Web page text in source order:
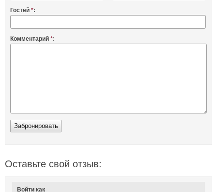
Гостей *:
Комментарий *:
Оставьте свой отзыв:
Войти как